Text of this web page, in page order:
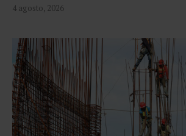
4 agosto, 2026